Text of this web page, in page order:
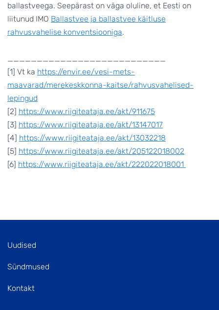
ballastveega. Seepärast on väga oluline, et Eesti on
liitunud IMO Ballastvee ja ballastvee käitluse
rahvusvahelise konventsiooniga.
___________________________
[1] Vt ka https://envir.ee/vesi-mets-
maavarad/merekeskkonna-kaitse/rahvusvahelised-
lepingud
[2] https://www.riigiteataja.ee/akt/911675
[3] https://www.riigiteataja.ee/akt/13147017
[4] https://www.riigiteataja.ee/akt/13032218
[5] https://www.riigiteataja.ee/akt/205122018002
[6] https://www.riigiteataja.ee/akt/222022018001
Uudised
Sündmused
Kontakt